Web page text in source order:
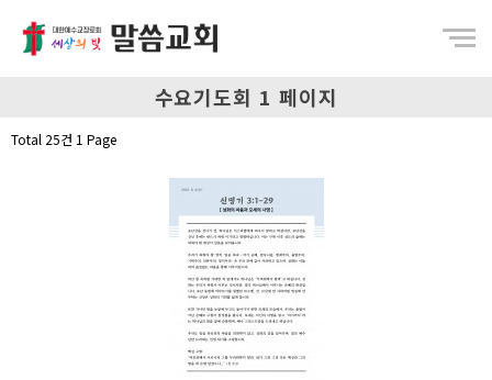
수요기도회 1 페이지
Total 25건 1 Page